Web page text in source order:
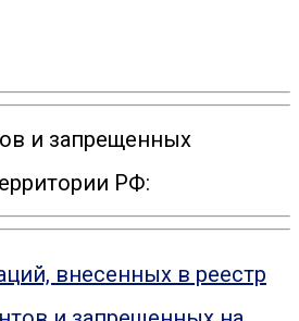
и запрещенных
РФ:
внесенных в реестр